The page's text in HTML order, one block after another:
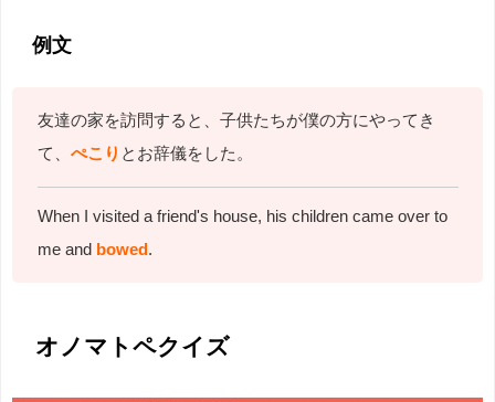
例文
友達の家を訪問すると、子供たちが僕の方にやってき
て、 ぺこり とお辞儀をした。
When I visited a friend's house, his children came over to
me and bowed.
オノマトペクイズ